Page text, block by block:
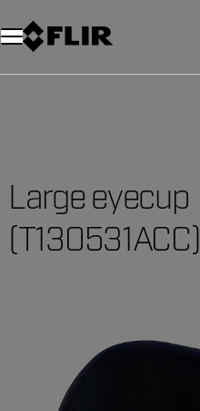
Large eyecup
(T130531ACC)